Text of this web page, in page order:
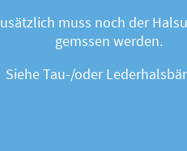
muss noch der
gemssen werden.
Siehe Tau-/oder